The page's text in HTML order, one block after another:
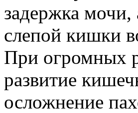
задержка
слепой кишки
При огромных
развитие
осложнение